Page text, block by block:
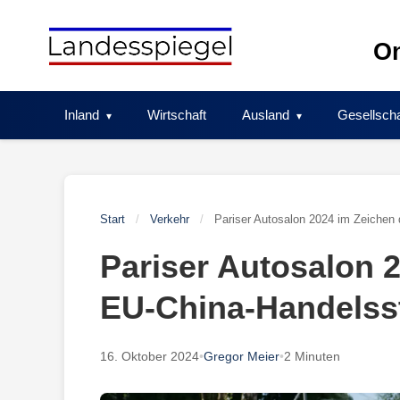
Inland Wirtschaft Ausland
Start / Verkehr / Pariser Autosalon 2024 im
Pariser Autosalon
EU-China-
16. Oktober 2024•Gregor Meier•2 Minuten